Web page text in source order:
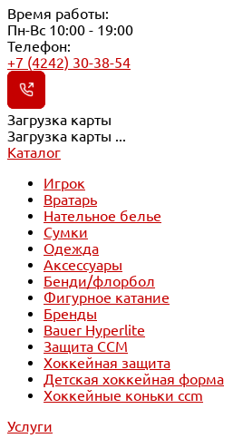
Время работы:
Пн-Вс 10:00 - 19:00
Телефон:
+7 (4242) 30-38-54
Загрузка карты
Загрузка карты ...
Каталог
Игрок
Вратарь
Нательное белье
Сумки
Одежда
Аксессуары
Бенди/флорбол
Фигурное катание
Бренды
Bauer Hyperlite
Защита CCM
Хоккейная защита
Детская хоккейная форма
Хоккейные коньки ccm
Услуги